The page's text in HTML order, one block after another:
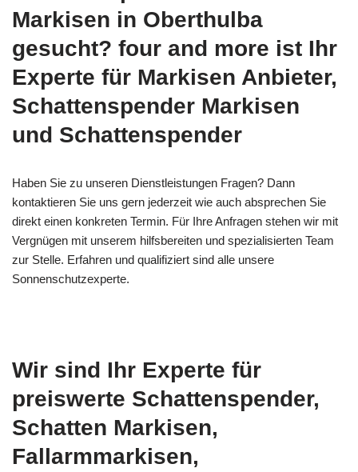
Markisen in Oberthulba
gesucht? four and more ist Ihr
Experte für Markisen Anbieter,
Schattenspender Markisen
und Schattenspender
Haben Sie zu unseren Dienstleistungen Fragen? Dann
kontaktieren Sie uns gern jederzeit wie auch absprechen Sie
direkt einen konkreten Termin. Für Ihre Anfragen stehen wir mit
Vergnügen mit unserem hilfsbereiten und spezialisierten Team
zur Stelle. Erfahren und qualifiziert sind alle unsere
Sonnenschutzexperte.
Wir sind Ihr Experte für
preiswerte Schattenspender,
Schatten Markisen,
Fallarmmarkisen,